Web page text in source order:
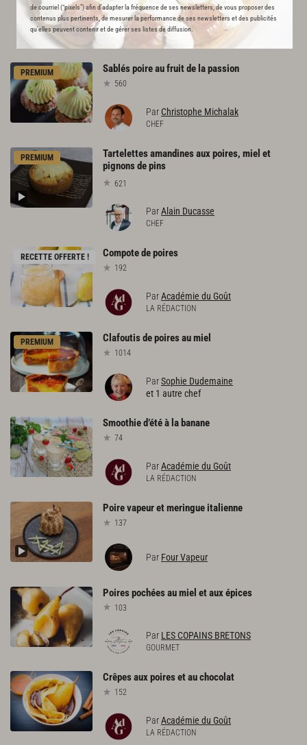
de courriel (“pixels”) afin d’adapter la fréquence de ses newsletters, de vous proposer des
contenus plus pertinents, de mesurer la performance de ses newsletters et des publicités
qu’elles peuvent contenir et de gérer ses listes de diffusion.
L'ACADÉMIE DU GOÛT VOUS
RECOMMANDE
PREMIUM Sabléspoireaufruitde lapassion
560
Par Christophe Michalak
CHEF
PREMIUM
Tartelettes amandines aux poires, miel et
pignons de pins
621
ParAlain Ducasse
CHEF
RECETTE OFFERTE ! Compotedepoires
192
ParAcadémie du Goût
LA RÉDACTION
PREMIUM Clafoutisdepoiresaumiel
1014
ParSophie Dudemaine
et 1 autre chef
Smoothied’étéà la banane
74
ParAcadémie du Goût
LA RÉDACTION
Poirevapeuretmeringue italienne
137
Par Four Vapeur
Poirespochéesaumiel etauxépices
103
Par LES COPAINS BRETONS
GOURMET
Crêpesauxpoiresetauchocolat
152
ParAcadémie du Goût
LA RÉDACTION